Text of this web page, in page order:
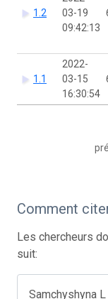
1.2
03-19
09:42:13
1.1
2022-
03-15
16:30:54
Comment
Les chercheurs
suit:
Samchyshyna